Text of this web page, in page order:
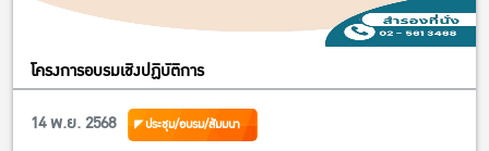
โครงการอบรมเชิงปฏิบัติการ
14 พ.ย. 2568
ประชุม/อบรม/สัมมนา